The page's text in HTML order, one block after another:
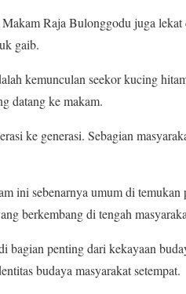
Raja Bulonggodu juga
gaib.
kemunculan seekor kucing
datang ke makam.
ke generasi. Sebagian
ini sebenarnya umum di
berkembang di tengah
bagian penting dari kekayaan
budaya masyarakat setempat.